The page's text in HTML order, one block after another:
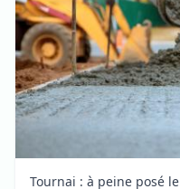
Tournai : à peine posé